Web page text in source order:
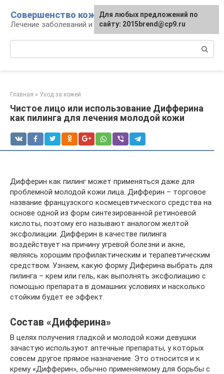
контенту
Совершенство кожи
Лечение заболеваний и уход за кожей
Главная » Уход за кожей
Чистое лицо или использование Дифферина
как пилинга для лечения молодой кожи
Дифферин как пилинг может применяться даже для
проблемной молодой кожи лица. Дифферин – торговое
название французского космецевтического средства на
основе одной из форм синтезированной ретиноевой
кислоты, поэтому его называют аналогом желтой
эксфолиации. Дифферин в качестве пилинга
воздействует на причину угревой болезни и акне,
являясь хорошим профилактическим и терапевтическим
средством. Узнаем, какую форму Диферина выбрать для
пилинга – крем или гель, как выполнять эксфолиацию с
помощью препарата в домашних условиях и насколько
стойким будет ее эффект.
Состав «Дифферина»
В целях получения гладкой и молодой кожи девушки
зачастую используют аптечные препараты, у которых
совсем другое прямое назначение. Это относится и к
крему «Дифферин», обычно применяемому для борьбы с
Для любых предложений по
сайту: 2015brend@cp9.ru